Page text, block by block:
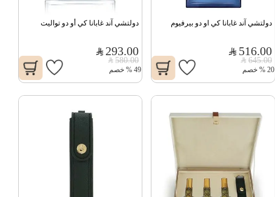
دولتشي آند غابانا كي او دو بيرفيوم
516.00
645.00
20
% خصم
دولتشي آند غابانا كي أو دو تواليت
293.00
580.00
49
% خصم